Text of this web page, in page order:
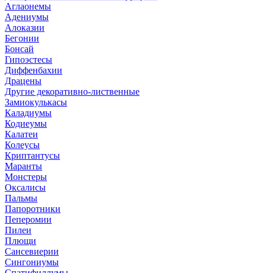
Аглаонемы
Адениумы
Алоказии
Бегонии
Бонсай
Гипоэстесы
Диффенбахии
Драцены
Другие декоративно-лиственные
Замиокулькасы
Каладиумы
Кодиеумы
Калатеи
Колеусы
Криптантусы
Маранты
Монстеры
Оксалисы
Пальмы
Папоротники
Пеперомии
Пилеи
Плющи
Сансевиерии
Сингониумы